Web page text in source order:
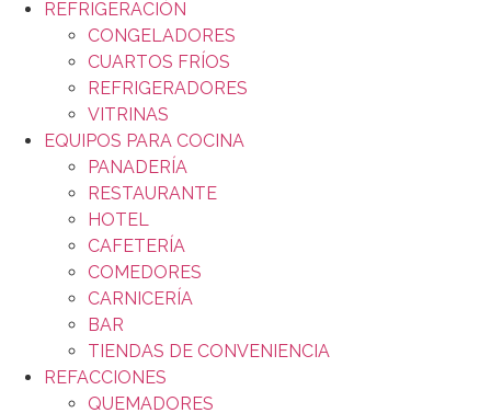
REFRIGERACIÓN
CONGELADORES
CUARTOS FRÍOS
REFRIGERADORES
VITRINAS
EQUIPOS PARA COCINA
PANADERÍA
RESTAURANTE
HOTEL
CAFETERÍA
COMEDORES
CARNICERÍA
BAR
TIENDAS DE CONVENIENCIA
REFACCIONES
QUEMADORES